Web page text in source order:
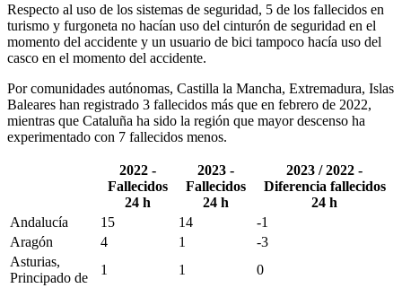
Respecto al uso de los sistemas de seguridad, 5 de los fallecidos en
turismo y furgoneta no hacían uso del cinturón de seguridad en el
momento del accidente y un usuario de bici tampoco hacía uso del
casco en el momento del accidente.
Por comunidades autónomas, Castilla la Mancha, Extremadura, Islas
Baleares han registrado 3 fallecidos más que en febrero de 2022,
mientras que Cataluña ha sido la región que mayor descenso ha
experimentado con 7 fallecidos menos.
2022 -
Fallecidos
24 h
2023 -
Fallecidos
24 h
2023 / 2022 -
Diferencia fallecidos
24 h
Andalucía
15 14
-1
Aragón
4 1
-3
Asturias,
Principado de
1 1
0